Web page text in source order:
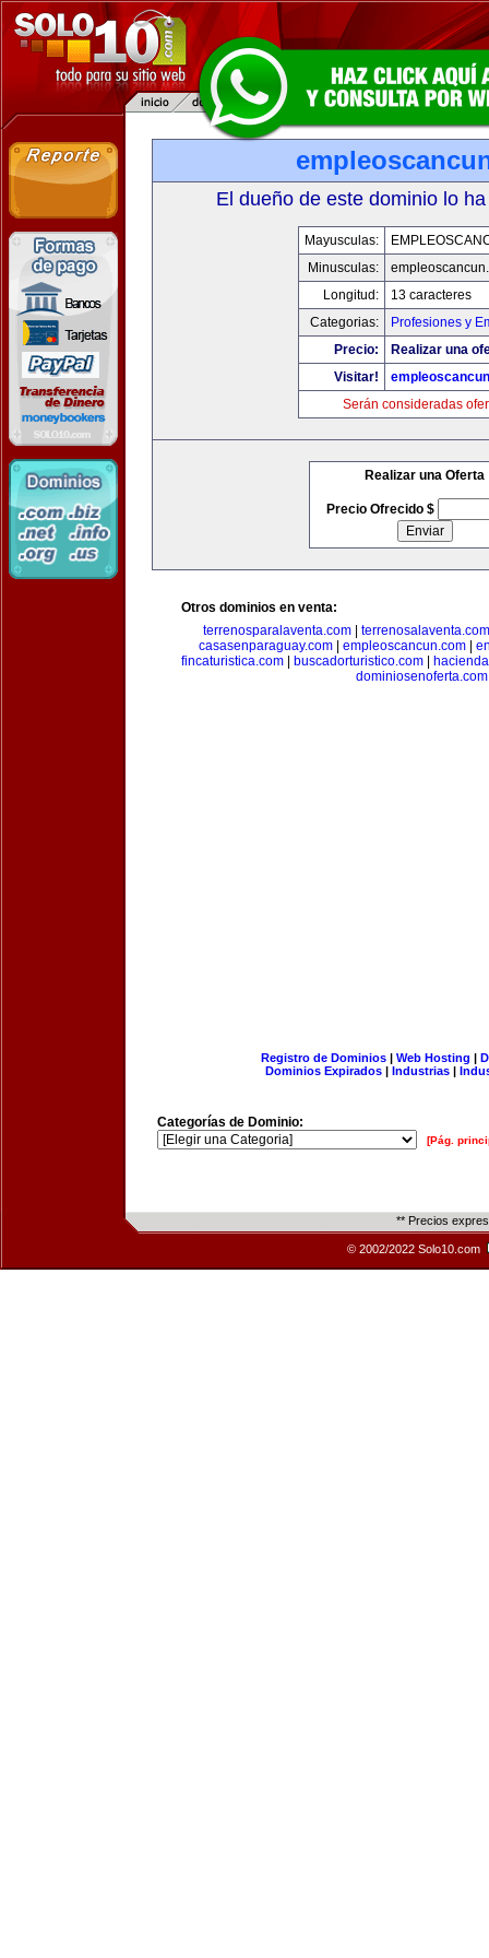
El dueño de este dominio lo
Mayusculas:
Minusculas:
Longitud:
13 caracteres
Categorias:
Profesiones y
Precio:
Realizar una
Visitar!
Serán consideradas
Realizar una Oferta
Precio Ofrecido $
Otros dominios en venta:
terrenosparalaventa.com
terrenosalaventa.com
casasenparaguay.com| empleoscancun.com|
fincaturistica.com
buscadorturistico.com
dominiosenoferta.com
Registro de Dominios| Web Hosting |
Dominios Expirados | Industrias |
Categorías de Dominio:
[Pág.
** Precios
© 2002/2022 Solo10.com